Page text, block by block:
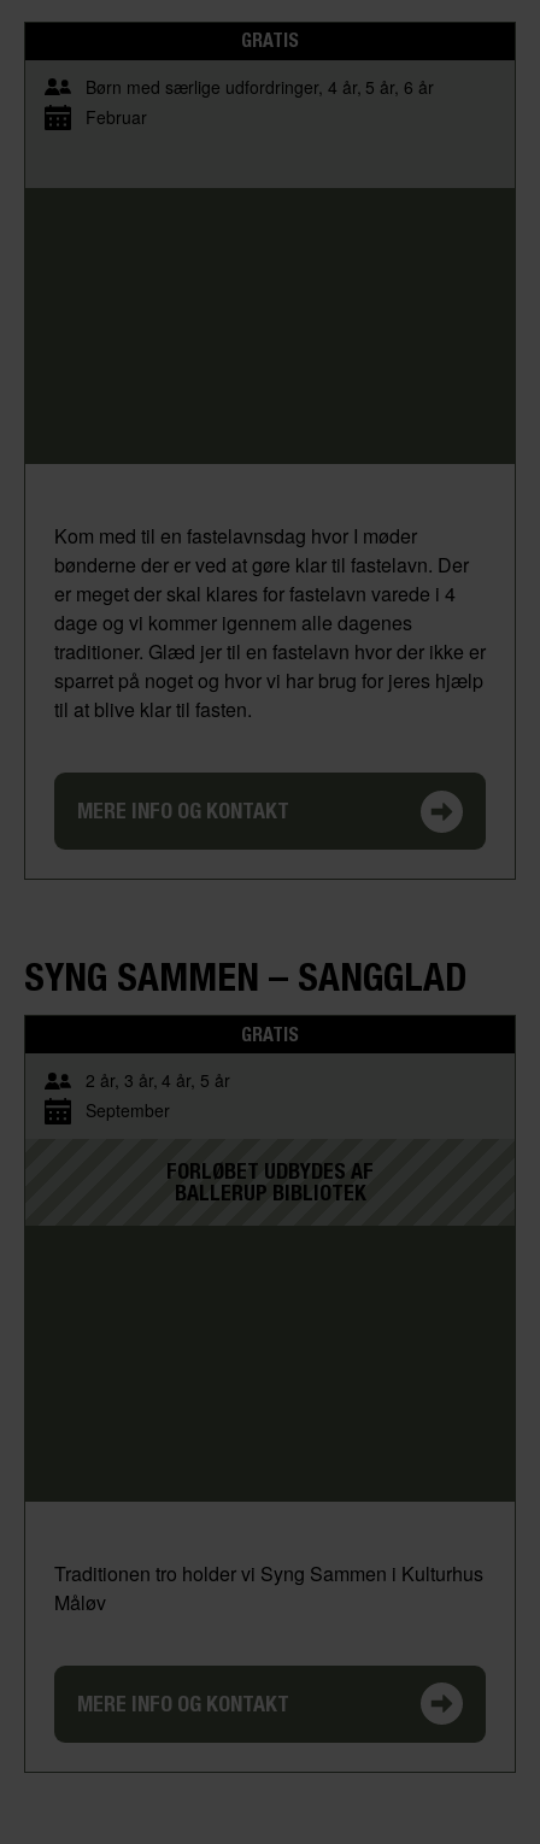
GRATIS
Børn med særlige udfordringer 4 år 5 år 6 år
Februar
Kom med til en fastelavnsdag hvor I møder
bønderne der er ved at gøre klar til fastelavn. Der
er meget der skal klares for fastelavn varede i 4
dage og vi kommer igennem alle dagenes
traditioner. Glæd jer til en fastelavn hvor der ikke er
sparret på noget og hvor vi har brug for jeres hjælp
til at blive klar til fasten.
MERE INFO OG KONTAKT
SYNG SAMMEN – SANGGLAD
GRATIS
2 år 3 år 4 år 5 år
September
FORLØBET UDBYDES AF
BALLERUP BIBLIOTEK
Traditionen tro holder vi Syng Sammen i Kulturhus
Måløv
MERE INFO OG KONTAKT